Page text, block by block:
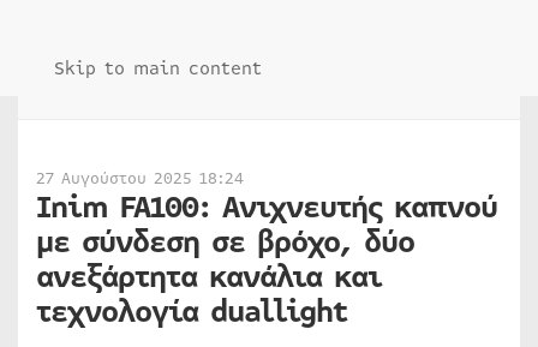
Skip to main content
27 Αυγούστου 2025 18:24
Inim FA100: Ανιχνευτής καπνού
με σύνδεση σε βρόχο, δύο
ανεξάρτητα κανάλια και
τεχνολογία duallight